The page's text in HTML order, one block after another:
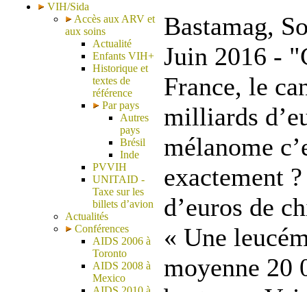
VIH/Sida
Accès aux ARV et
aux soins
Actualité
Enfants VIH+
Historique et
textes de
référence
Par pays
Autres
pays
Brésil
Inde
PVVIH
UNITAID -
Taxe sur les
billets d’avion
Actualités
Conférences
AIDS 2006 à
Toronto
AIDS 2008 à
Mexico
Bastamag,
Juin 2016 -
France, le
milliards
mélanome
exactement
d’euros de
« Une
moyenne 20